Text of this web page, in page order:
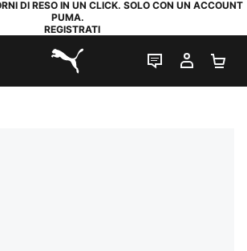
DI RESO IN UN CLICK. SOLO CON UN ACCOUNT
PUMA.
REGISTRATI
PUMA.com
CHAT IL MIO